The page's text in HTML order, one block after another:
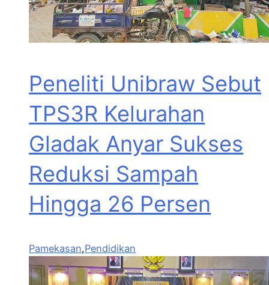
Peneliti Unibraw Sebut
TPS3R Kelurahan
Gladak Anyar Sukses
Reduksi Sampah
Hingga 26 Persen
Pamekasan,Pendidikan